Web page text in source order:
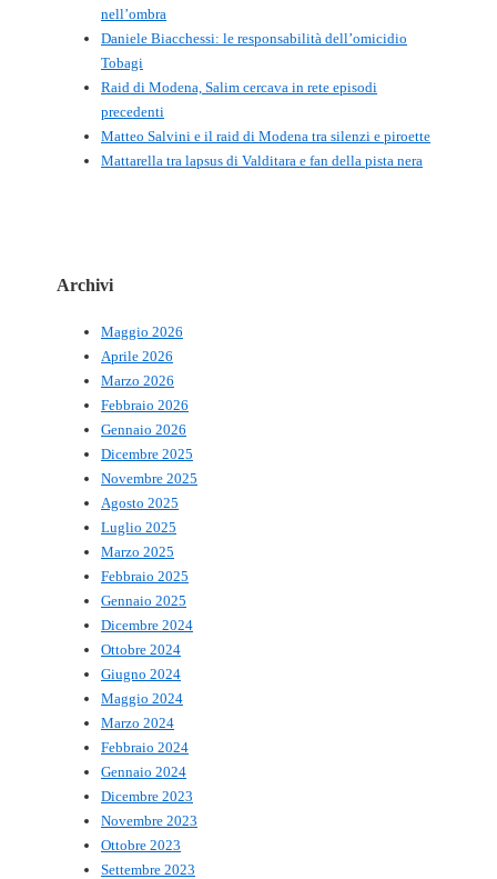
nell’ombra
Daniele Biacchessi: le responsabilità dell’omicidio
Tobagi
Raid di Modena, Salim cercava in rete episodi
precedenti
Matteo Salvini e il raid di Modena tra silenzi e piroette
Mattarella tra lapsus di Valditara e fan della pista nera
Archivi
Maggio 2026
Aprile 2026
Marzo 2026
Febbraio 2026
Gennaio 2026
Dicembre 2025
Novembre 2025
Agosto 2025
Luglio 2025
Marzo 2025
Febbraio 2025
Gennaio 2025
Dicembre 2024
Ottobre 2024
Giugno 2024
Maggio 2024
Marzo 2024
Febbraio 2024
Gennaio 2024
Dicembre 2023
Novembre 2023
Ottobre 2023
Settembre 2023